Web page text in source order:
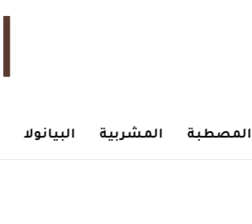
المصطبة المشربية البيانولا